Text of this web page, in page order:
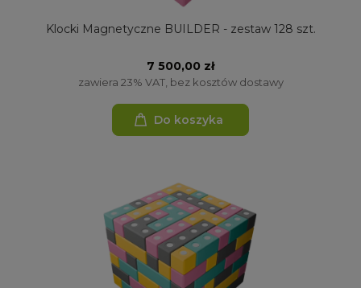
Klocki Magnetyczne BUILDER - zestaw 128 szt.
7 500,00 zł
zawiera 23% VAT, bez kosztów dostawy
Do koszyka